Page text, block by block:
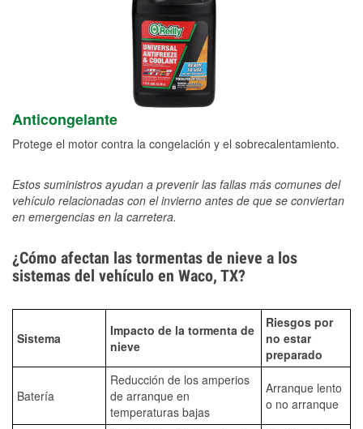
Anticongelante
Protege el motor contra la congelación y el sobrecalentamiento.
Estos suministros ayudan a prevenir las fallas más comunes del
vehículo relacionadas con el invierno antes de que se conviertan
en emergencias en la carretera.
¿Cómo afectan las tormentas de nieve a los
sistemas del vehículo en Waco, TX?
Sistema
Impacto de la tormenta de
nieve
Riesgos por
no estar
preparado
Batería
Reducción de los amperios
de arranque en
temperaturas bajas
Arranque lento
o no arranque